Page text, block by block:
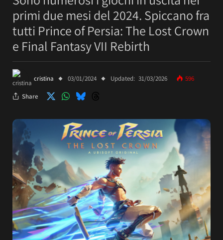
primi due mesi del 2024. Spiccano fra
tutti Prince of Persia: The Lost Crown
e Final Fantasy VII Rebirth
cristina 03/01/2024 Updated: 31/03/2026 596
Share